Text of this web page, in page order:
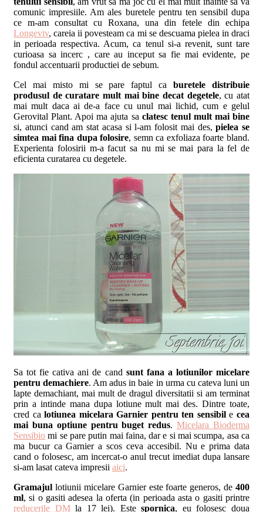
comunic impresiile. Am ales buretele pentru ten sensibil dupa
ce m-am consultat cu Roxana, una din fetele din echipa
Longeviv, careia ii povesteam ca mi se descuama pielea in draci
in perioada respectiva. Acum, ca tenul si-a revenit, sunt tare
curioasa sa incerc , care au inceput sa fie mai evidente, pe
fondul accentuarii productiei de sebum.
Cel mai misto mi se pare faptul caburetele distribuie
produsul de curatare mult mai bine decat degetele, cu atat
mai mult daca ai de-a face cu unul mai lichid, cum e gelul
Gerovital Plant. Apoi ma ajuta sa clatesc tenul mult mai bine
si, atunci cand am stat acasa si l-am folosit mai des,pielea se
simtea mai fina dupa folosire, semn ca exfoliaza foarte bland.
Experienta folosirii m-a facut sa nu mi se mai para la fel de
eficienta curatarea cu degetele.
Sa tot fie cativa ani de cand sunt fana a lotiunilor micelare
pentru demachiere. Am adus in baie in urma cu cateva luni un
lapte demachiant, mai mult de dragul diversitatii si am terminat
prin a intinde mana dupa lotiune mult mai des. Dintre toate,
cred calotiunea micelara Garnier pentru ten sensibilecea
mai buna optiune pentru buget redus.Micelara Bioderma
Sensibio mi se pare putin mai faina, dar e si mai scumpa, asa ca
ma bucur ca Garnier a scos ceva accesibil. Nu e prima data
cand o folosesc, am incercat-o anul trecut imediat dupa lansare
si-am lasat cateva impresii aici.
Gramajul lotiunii micelare Garnier este foarte generos, de 400
ml, si o gasiti adesea la oferta (in perioada asta o gasiti printre
reducerile DMla 17 lei). Estespornica, eu folosesc doua